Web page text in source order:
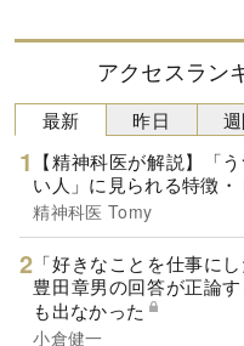
アクセスラン
最新
【精神科医が解説】「
い人」に見られる特徴・
精神科医 Tomy
「好きなことを仕事に
豊田章男の回答が正論
も出なかった
小倉健一
昨日